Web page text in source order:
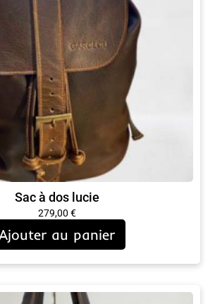
Sac à dos lucie
279,00 €
au panier